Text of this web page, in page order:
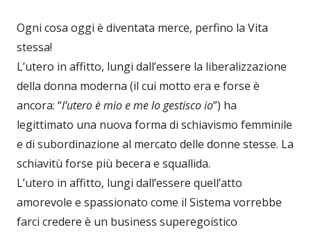
Ogni cosa oggi è diventata merce, perfino la Vita
stessa!
L’utero in affitto, lungi dall’essere la liberalizzazione
della donna moderna (il cui motto era e forse è
ancora: “l’utero è mio e me lo gestisco io”) ha
legittimato una nuova forma di schiavismo femminile
e di subordinazione al mercato delle donne stesse. La
schiavitù forse più becera e squallida.
L’utero in affitto, lungi dall’essere quell’atto
amorevole e spassionato come il Sistema vorrebbe
farci credere è un business superegoistico